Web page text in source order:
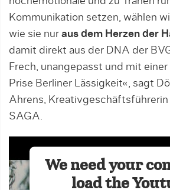
Kommunikation setzen, wählen
wie sie nur aus dem Herzen der
damit direkt aus der DNA der
Frech, unangepasst und mit
Prise Berliner Lässigkeit«, sagt
Ahrens,
SAGA.
We need your
load the